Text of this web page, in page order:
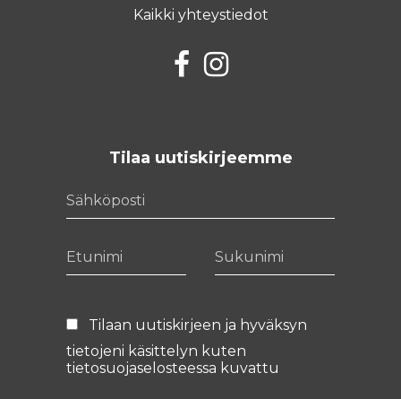
Kaikki yhteystiedot
FacebookInstagram
Tilaa uutiskirjeemme
Tilaan uutiskirjeen ja hyväksyn
tietojeni käsittelyn kuten
tietosuojaselosteessa kuvattu